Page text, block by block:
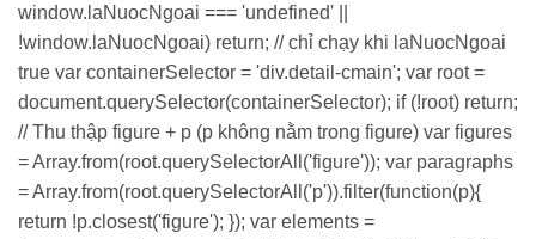
window.laNuocNgoai === 'undefined' ||
!window.laNuocNgoai) return; // chỉ chạy khi laNuocNgoai
true var containerSelector = 'div.detail-cmain'; var root =
document.querySelector(containerSelector); if (!root) return;
// Thu thập figure + p (p không nằm trong figure) var figures
= Array.from(root.querySelectorAll('figure')); var paragraphs
= Array.from(root.querySelectorAll('p')).filter(function(p){
return !p.closest('figure'); }); var elements =